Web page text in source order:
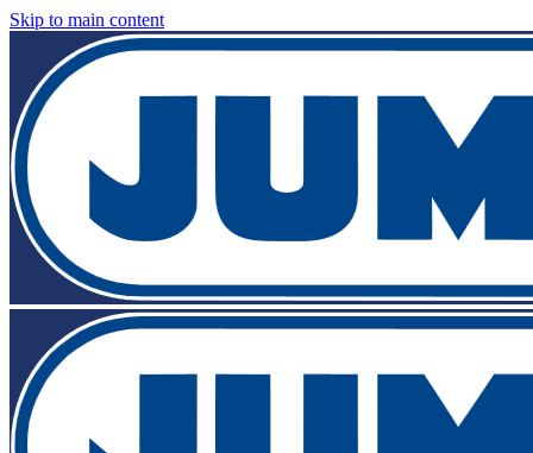
Skip to main content